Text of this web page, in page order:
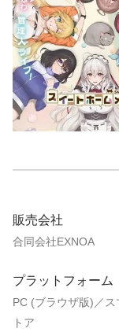
販売会社
合同会社EXNOA
プラットフォーム
PC (ブラウザ版)／
トア